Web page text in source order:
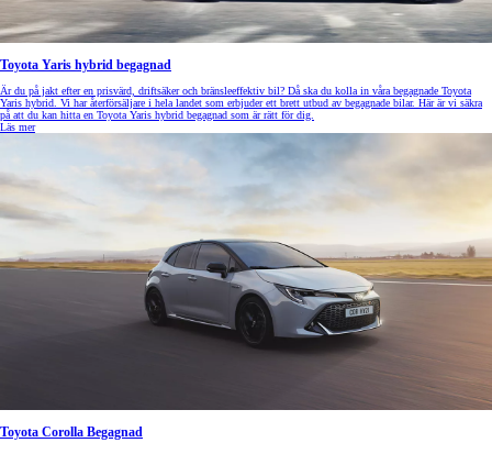
Toyota Yaris hybrid begagnad
Är du på jakt efter en prisvärd, driftsäker och bränsleeffektiv bil? Då ska du kolla in våra begagnade Toyota
Yaris hybrid. Vi har återförsäljare i hela landet som erbjuder ett brett utbud av begagnade bilar. Här är vi säkra
på att du kan hitta en Toyota Yaris hybrid begagnad som är rätt för dig.
Läs mer
Toyota Corolla Begagnad